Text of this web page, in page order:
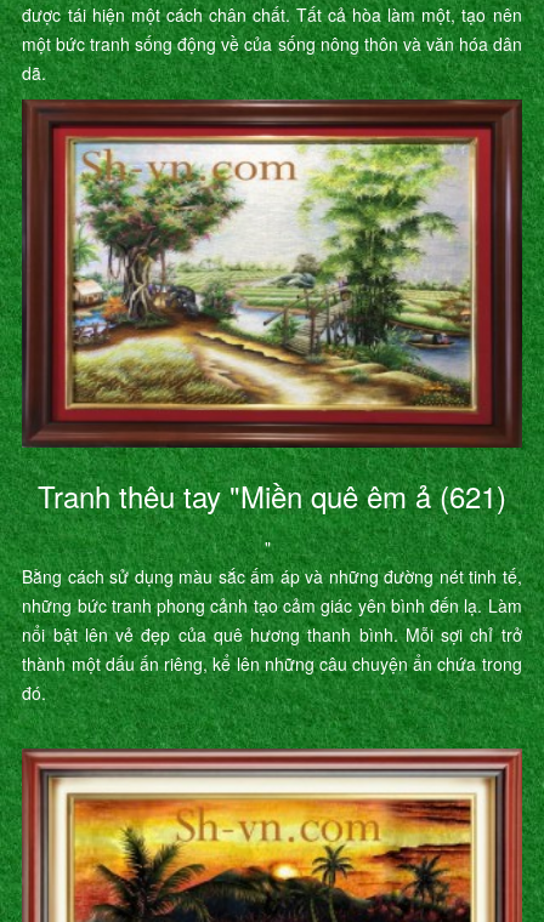
được tái hiện một cách chân chất. Tất cả hòa làm một, tạo nên
một bức tranh sống động về của sống nông thôn và văn hóa dân
dã.
Tranh thêu tay "Miền quê êm ả (621)
"
Bằng cách sử dụng màu sắc ấm áp và những đường nét tinh tế,
những bức tranh phong cảnh tạo cảm giác yên bình đến lạ. Làm
nổi bật lên vẻ đẹp của quê hương thanh bình. Mỗi sợi chỉ trở
thành một dấu ấn riêng, kể lên những câu chuyện ẩn chứa trong
đó.